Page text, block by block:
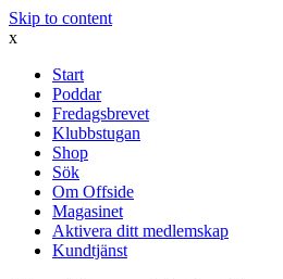
Skip to content
x
Start
Poddar
Fredagsbrevet
Klubbstugan
Shop
Sök
Om Offside
Magasinet
Aktivera ditt medlemskap
Kundtjänst